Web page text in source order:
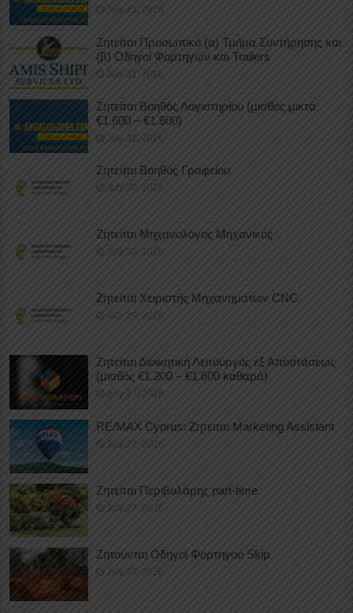
July 31, 2026
Ζητείται Προσωπικό (α) Τμήμα Συντήρησης και
(β) Οδηγοί Φορτηγών και Trailers
July 31, 2026
Ζητείται Βοηθός Λογιστηρίου (μισθός μικτά
€1.600 – €1.800)
July 31, 2026
Ζητείται Βοηθός Γραφείου
July 30, 2026
Ζητείται Μηχανολόγος Μηχανικός
July 30, 2026
Ζητείται Χειριστής Μηχανημάτων CNC
July 29, 2026
Ζητείται Διοικητική Λειτουργός εξ Αποστάσεως
(μισθός €1.200 – €1.600 καθαρά)
July 27, 2026
RE/MAX Cyprus: Ζητείται Marketing Assistant
July 27, 2026
Ζητείται Περιβολάρης part-time
July 27, 2026
Ζητούνται Οδηγοί Φορτηγού Skip
July 27, 2026